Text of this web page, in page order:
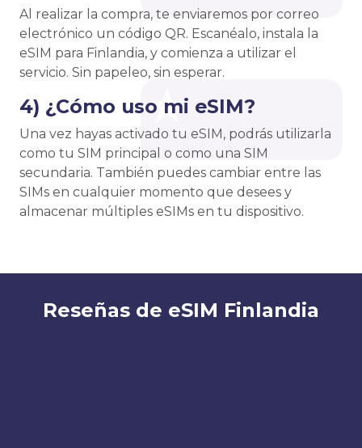
Al realizar la compra, te enviaremos por correo
electrónico un código QR. Escanéalo, instala la
eSIM para Finlandia, y comienza a utilizar el
servicio. Sin papeleo, sin esperar.
4) ¿Cómo uso mi eSIM?
Una vez hayas activado tu eSIM, podrás utilizarla
como tu SIM principal o como una SIM
secundaria. También puedes cambiar entre las
SIMs en cualquier momento que desees y
almacenar múltiples eSIMs en tu dispositivo.
Reseñas de eSIM Finlandia